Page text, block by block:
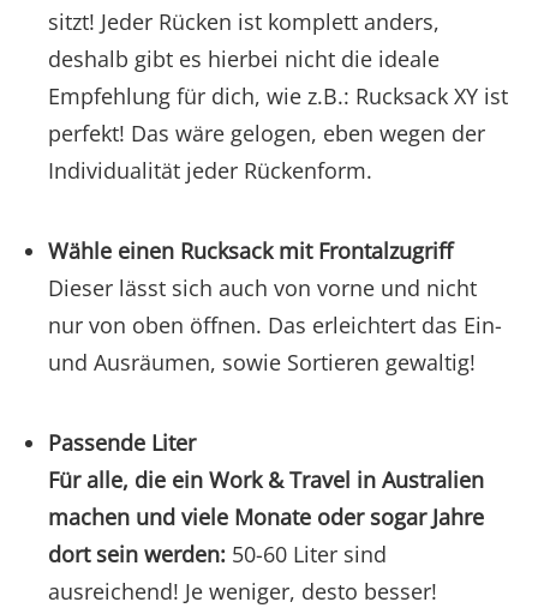
sitzt! Jeder Rücken ist komplett anders,
deshalb gibt es hierbei nicht die ideale
Empfehlung für dich, wie z.B.: Rucksack XY ist
perfekt! Das wäre gelogen, eben wegen der
Individualität jeder Rückenform.
Wähle einen Rucksack mit Frontalzugriff
Dieser lässt sich auch von vorne und nicht
nur von oben öffnen. Das erleichtert das Ein-
und Ausräumen, sowie Sortieren gewaltig!
Passende Liter
Für alle, die ein Work & Travel in Australien
machen und viele Monate oder sogar Jahre
dort sein werden: 50-60 Liter sind
ausreichend! Je weniger, desto besser!